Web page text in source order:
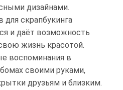
дизайнами.
скрапбукинга
и даёт возможность
жизнь красотой.
воспоминания в
своими руками,
друзьям и близким.